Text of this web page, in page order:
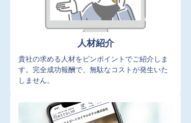
人材紹介
貴社の求める人材をピンポイントでご紹介しま
す。完全成功報酬で、無駄なコストが発生いた
しません。